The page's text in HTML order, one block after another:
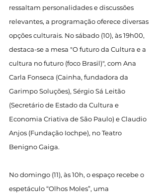
ressaltam personalidades e discussões
relevantes, a programação oferece diversas
opções culturais. No sábado (10), às 19h00,
destaca-se a mesa "O futuro da Cultura e a
cultura no futuro (foco Brasil)", com Ana
Carla Fonseca (Cainha, fundadora da
Garimpo Soluções), Sérgio Sá Leitão
(Secretário de Estado da Cultura e
Economia Criativa de São Paulo) e Claudio
Anjos (Fundação Iochpe), no Teatro
Benigno Gaiga.
No domingo (11), às 10h, o espaço recebe o
espetáculo “Olhos Moles”, uma